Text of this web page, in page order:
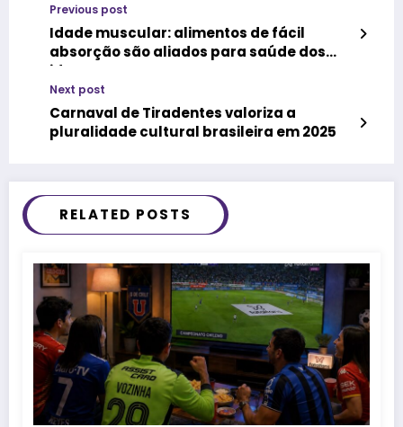
Previous post
Idade muscular: alimentos de fácil
absorção são aliados para saúde dos
idosos
Next post
Carnaval de Tiradentes valoriza a
pluralidade cultural brasileira em 2025
RELATED POSTS